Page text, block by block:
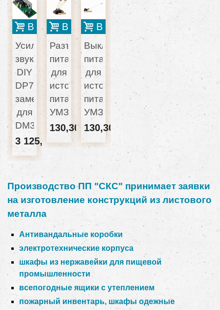
В корзину
Усилитель
звука
DIY
DP7004
замена
для
DM3508
3 125,97 грн
В корзину
Разъем
питания
для
источников
питания
УМЗЧ
130,30 грн
В корзину
Выключатель
питания
для
источников
питания
УМЗЧ
130,30 грн
Производство ПП "СКС" принимает заявки
на изготовление конструкций из листового
металла
Антивандальные коробки
электротехнические корпуса
шкафы из нержавейки для пищевой
промышленности
всепогодные ящики с утеплением
пожарный инвентарь, шкафы одежные